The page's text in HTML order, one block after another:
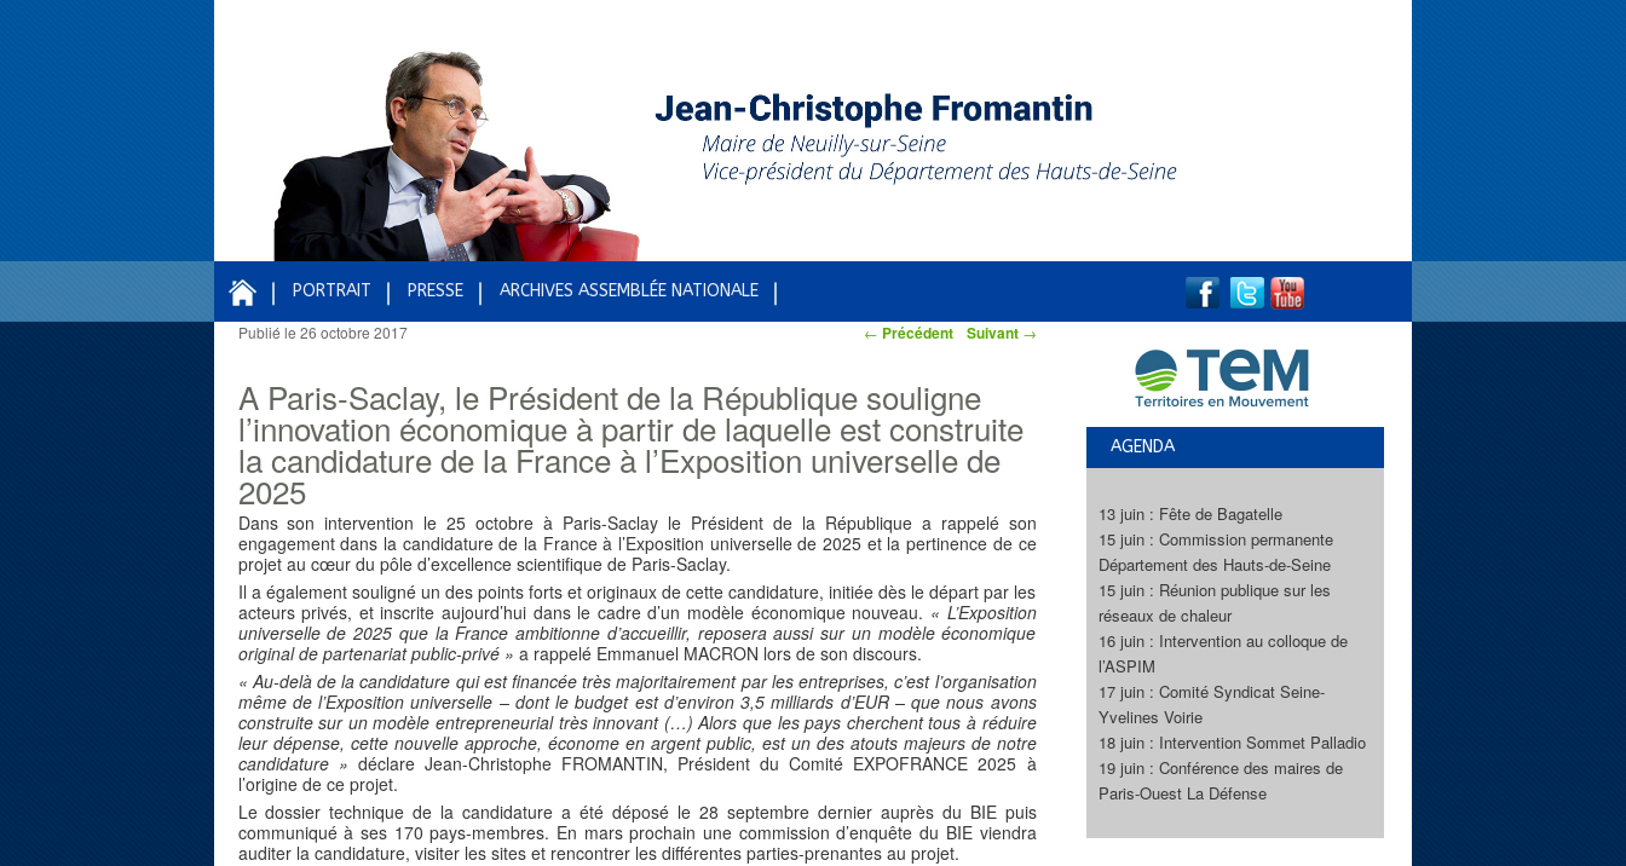
PORTRAIT PRESSE ARCHIVES ASSEMBLÉE NATIONALE
← Précédent Suivant →
A Paris-Saclay, le Président de la République souligne
l’innovation économique à partir de laquelle est construite
la candidature de la France à l’Exposition universelle de
2025
Publié le 26 octobre 2017
Dans son intervention le 25 octobre à Paris-Saclay le Président de la République a rappelé son
engagement dans la candidature de la France à l’Exposition universelle de 2025 et la pertinence de ce
projet au cœur du pôle d’excellence scientifique de Paris-Saclay.
Il a également souligné un des points forts et originaux de cette candidature, initiée dès le départ par les
acteurs privés, et inscrite aujourd’hui dans le cadre d’un modèle économique nouveau. « L’Exposition
universelle de 2025 que la France ambitionne d’accueillir, reposera aussi sur un modèle économique
original de partenariat public-privé » a rappelé Emmanuel MACRON lors de son discours.
« Au-delà de la candidature qui est financée très majoritairement par les entreprises, c’est l’organisation
même de l’Exposition universelle – dont le budget est d’environ 3,5 milliards d’EUR – que nous avons
construite sur un modèle entrepreneurial très innovant (…) Alors que les pays cherchent tous à réduire
leur dépense, cette nouvelle approche, économe en argent public, est un des atouts majeurs de notre
candidature » déclare Jean-Christophe FROMANTIN, Président du Comité EXPOFRANCE 2025 à
l’origine de ce projet.
Le dossier technique de la candidature a été déposé le 28 septembre dernier auprès du BIE puis
communiqué à ses 170 pays-membres. En mars prochain une commission d’enquête du BIE viendra
auditer la candidature, visiter les sites et rencontrer les différentes parties-prenantes au projet.
AGENDA
13 juin : Fête de Bagatelle
15 juin : Commission permanente
Département des Hauts-de-Seine
15 juin : Réunion publique sur les
réseaux de chaleur
16 juin : Intervention au colloque de
l’ASPIM
17 juin : Comité Syndicat Seine-
Yvelines Voirie
18 juin : Intervention Sommet Palladio
19 juin : Conférence des maires de
Paris-Ouest La Défense